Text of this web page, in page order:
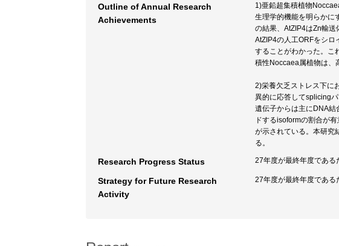
Outline of Annual Research
Achievements
1)亜鉛超集積植物
生理学的機能を明らかに
の結果、AtZIP4はZn輸
AtZIP4の人工ORFをシロ
することがわかった。こ
積性Noccaea属植物は、
2)栄養欠乏ストレス下に
異的に応答してsplicing
遺伝子からは主にDNA結
ドするisoformの割合が
が示されている。本研究
る。
Research Progress Status 27年度が最終年度である
Strategy for Future Research
Activity
27年度が最終年度である